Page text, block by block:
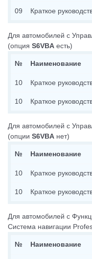
09 Краткое
Для автомобилей с
(опция S6VBA есть)
№ Наименование
10 Краткое
10 Краткое
Для автомобилей с
(опции S6VBA нет)
№ Наименование
10 Краткое
10 Краткое
Для автомобилей с
Система навигации
№ Наименование